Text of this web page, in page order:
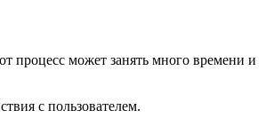
процесс может занять много времени и
с пользователем.